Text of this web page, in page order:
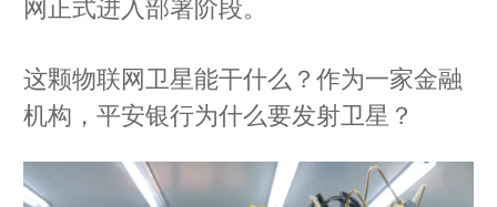
网正式进入部署阶段。
这颗物联网卫星能干什么？作为一家金融
机构，平安银行为什么要发射卫星？